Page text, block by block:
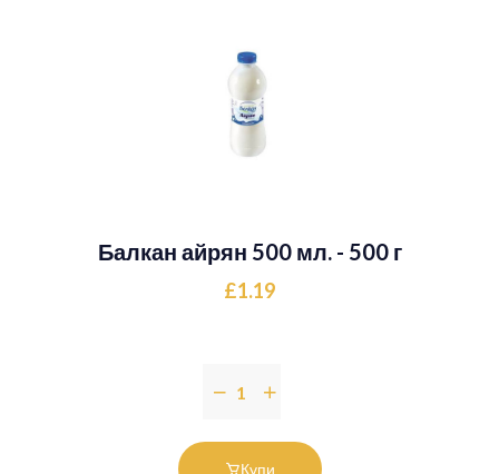
Балкан айрян 500 мл. - 500 г
£1.19
Купи